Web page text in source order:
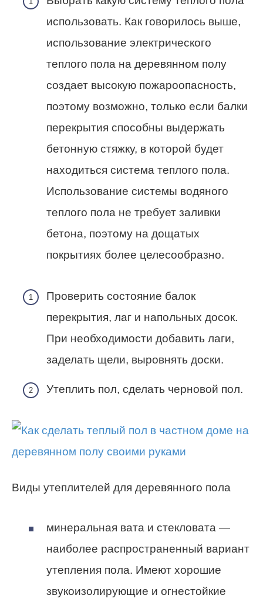
использовать. Как говорилось выше,
использование электрического
теплого пола на деревянном полу
создает высокую пожароопасность,
поэтому возможно, только если балки
перекрытия способны выдержать
бетонную стяжку, в которой будет
находиться система теплого пола.
Использование системы водяного
теплого пола не требует заливки
бетона, поэтому на дощатых
покрытиях более целесообразно.
Проверить состояние балок
перекрытия, лаг и напольных досок.
При необходимости добавить лаги,
заделать щели, выровнять доски.
Утеплить пол, сделать черновой пол.
Виды утеплителей для деревянного пола
минеральная вата и стекловата —
наиболее распространенный вариант
утепления пола. Имеют хорошие
звукоизолирующие и огнестойкие